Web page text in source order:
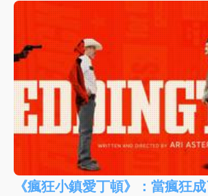
《瘋狂小鎮愛丁頓》：當瘋狂